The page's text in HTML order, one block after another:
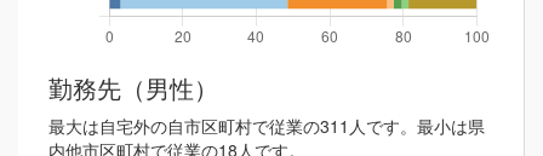
勤務先（男性）
最大は自宅外の自市区町村で従業の311人です。最小は県
内他市区町村で従業の18人です。